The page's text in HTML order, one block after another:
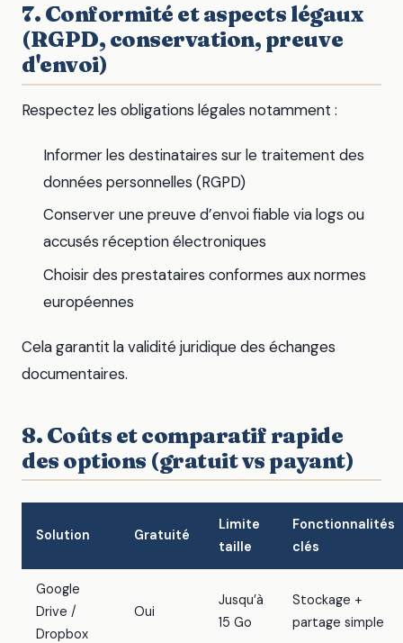
7. Conformité et aspects légaux
(RGPD, conservation, preuve
d'envoi)
Respectez les obligations légales notamment :
Informer les destinataires sur le traitement des
données personnelles (RGPD)
Conserver une preuve d’envoi fiable via logs ou
accusés réception électroniques
Choisir des prestataires conformes aux normes
européennes
Cela garantit la validité juridique des échanges
documentaires.
8. Coûts et comparatif rapide
des options (gratuit vs payant)
Solution Gratuité
Limite
taille
Fonctionnalités
clés
Google
Drive /
Dropbox
Oui
Jusqu’à
15 Go
Stockage +
partage simple